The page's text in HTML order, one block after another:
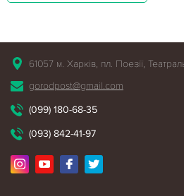
61057 м. Харків, пл. Поезії,
gorodpost@gmail.com
(099) 180-68-35
(093) 842-41-97